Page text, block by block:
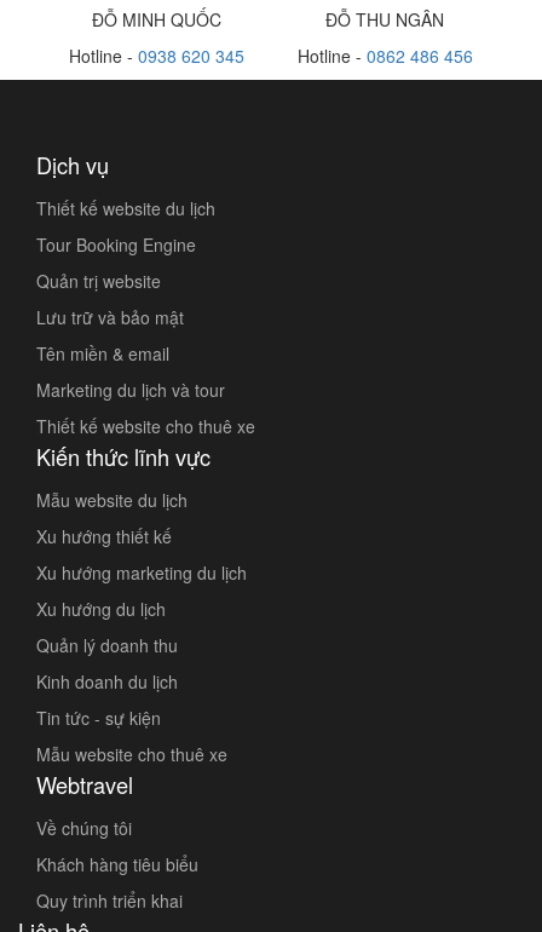
ĐỖ MINH QUỐC
Hotline - 0938 620 345
ĐỖ THU NGÂN
Hotline - 0862 486 456
Dịch vụ
Thiết kế website du lịch
Tour Booking Engine
Quản trị website
Lưu trữ và bảo mật
Tên miền & email
Marketing du lịch và tour
Thiết kế website cho thuê xe
Kiến thức lĩnh vực
Mẫu website du lịch
Xu hướng thiết kế
Xu hướng marketing du lịch
Xu hướng du lịch
Quản lý doanh thu
Kinh doanh du lịch
Tin tức - sự kiện
Mẫu website cho thuê xe
Webtravel
Về chúng tôi
Khách hàng tiêu biểu
Quy trình triển khai